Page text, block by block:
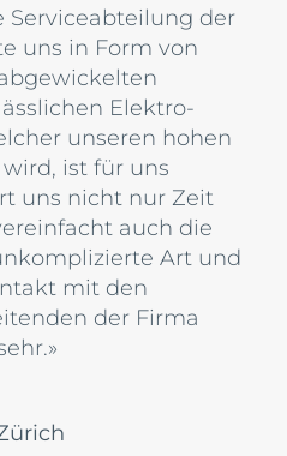
Serviceabteilung der
uns in Form von
Elektro-
unseren hohen
ist für uns
uns nicht nur Zeit
auch die
Art und
mit den
der Firma